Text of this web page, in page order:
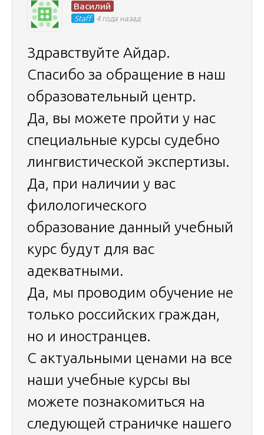
Василий
Staff 4 года назад
Здравствуйте Айдар.
Спасибо за обращение в наш
образовательный центр.
Да, вы можете пройти у нас
специальные курсы судебно
лингвистической экспертизы.
Да, при наличии у вас
филологического
образование данный учебный
курс будут для вас
адекватными.
Да, мы проводим обучение не
только российских граждан,
но и иностранцев.
С актуальными ценами на все
наши учебные курсы вы
можете познакомиться на
следующей страничке нашего